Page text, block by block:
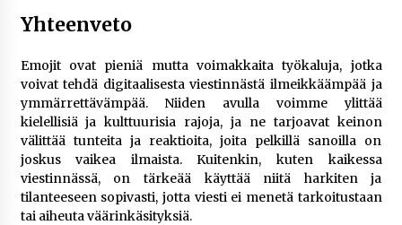
Yhteenveto
Emojit ovat pieniä mutta voimakkaita työkaluja, jotka
voivat tehdä digitaalisesta viestinnästä ilmeikkäämpää ja
ymmärrettävämpää. Niiden avulla voimme ylittää
kielellisiä ja kulttuurisia rajoja, ja ne tarjoavat keinon
välittää tunteita ja reaktioita, joita pelkillä sanoilla on
joskus vaikea ilmaista. Kuitenkin, kuten kaikessa
viestinnässä, on tärkeää käyttää niitä harkiten ja
tilanteeseen sopivasti, jotta viesti ei menetä tarkoitustaan
tai aiheuta väärinkäsityksiä.